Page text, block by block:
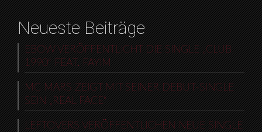
Neueste Beiträge
EBOW VERÖFFENTLICHT DIE SINGLE „CLUB
1990“ FEAT. FAYIM
MC MARS ZEIGT MIT SEINER DEBUT-SINGLE
SEIN „REAL FACE“
LEFTOVERS VERÖFFENTLICHEN NEUE SINGLE